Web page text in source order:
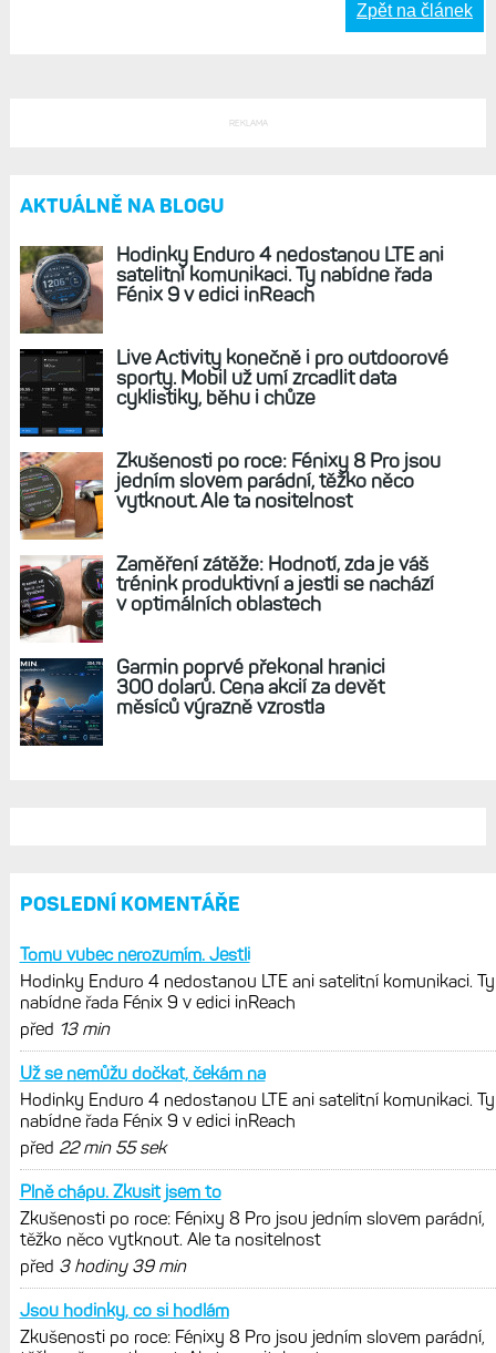
Zpět na článek
REKLAMA
AKTUÁLNĚ NA BLOGU
Hodinky Enduro 4 nedostanou LTE ani
satelitní komunikaci. Ty nabídne řada
Fénix 9 v edici inReach
Live Activity konečně i pro outdoorové
sporty. Mobil už umí zrcadlit data
cyklistiky, běhu i chůze
Zkušenosti po roce: Fénixy 8 Pro jsou
jedním slovem parádní, těžko něco
vytknout. Ale ta nositelnost
Zaměření zátěže: Hodnotí, zda je váš
trénink produktivní a jestli se nachází
v optimálních oblastech
Garmin poprvé překonal hranici
300 dolarů. Cena akcií za devět
měsíců výrazně vzrostla
POSLEDNÍ KOMENTÁŘE
Tomu vubec nerozumím. Jestli
Hodinky Enduro 4 nedostanou LTE ani satelitní komunikaci. Ty
nabídne řada Fénix 9 v edici inReach
před 13 min
Už se nemůžu dočkat, čekám na
Hodinky Enduro 4 nedostanou LTE ani satelitní komunikaci. Ty
nabídne řada Fénix 9 v edici inReach
před 22 min 55 sek
Plně chápu. Zkusit jsem to
Zkušenosti po roce: Fénixy 8 Pro jsou jedním slovem parádní,
těžko něco vytknout. Ale ta nositelnost
před 3 hodiny 39 min
Jsou hodinky, co si hodlám
Zkušenosti po roce: Fénixy 8 Pro jsou jedním slovem parádní,